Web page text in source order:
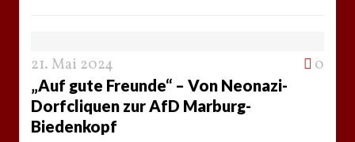
21. Mai 2024 0
„Auf gute Freunde“ – Von Neonazi-
Dorfcliquen zur AfD Marburg-
Biedenkopf